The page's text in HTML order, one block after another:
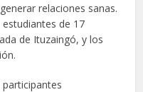
relaciones sanas.
de 17
de Ituzaingó, y los